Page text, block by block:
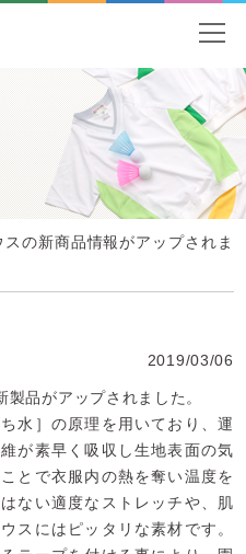
スの新商品情報がアップされま
2019/03/06
製品がアップされました。
水］の原理を用いており、運
が素早く吸収し生地表面の気
とで衣服内の熱を奪い温度を
ない適度なストレッチや、肌
スにはピッタリな素材です。